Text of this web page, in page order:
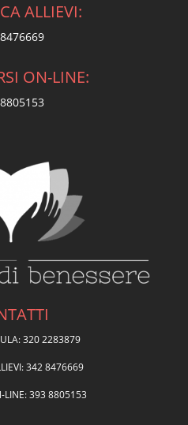
ALLIEVI:
ON-LINE:
320 2283879
342 8476669
LINE: 393 8805153